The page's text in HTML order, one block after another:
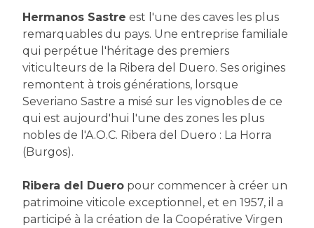
Hermanos Sastre est l'une des caves les plus
remarquables du pays. Une entreprise familiale
qui perpétue l'héritage des premiers
viticulteurs de la Ribera del Duero. Ses origines
remontent à trois générations, lorsque
Severiano Sastre a misé sur les vignobles de ce
qui est aujourd'hui l'une des zones les plus
nobles de l'A.O.C. Ribera del Duero : La Horra
(Burgos).
Ribera del Duero pour commencer à créer un
patrimoine viticole exceptionnel, et en 1957, il a
participé à la création de la Coopérative Virgen